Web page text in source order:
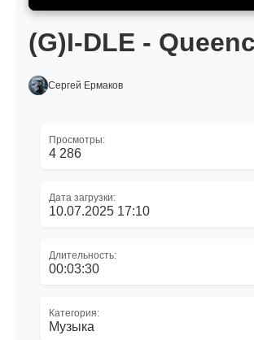
(G)I-DLE -
Сергей Ермаков
Просмотры:
4 286
Дата загрузки:
10.07.2025 17:10
Длительность:
00:03:30
Категория:
Музыка